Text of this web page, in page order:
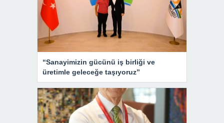
“Sanayimizin gücünü iş birliği ve
üretimle geleceğe taşıyoruz”